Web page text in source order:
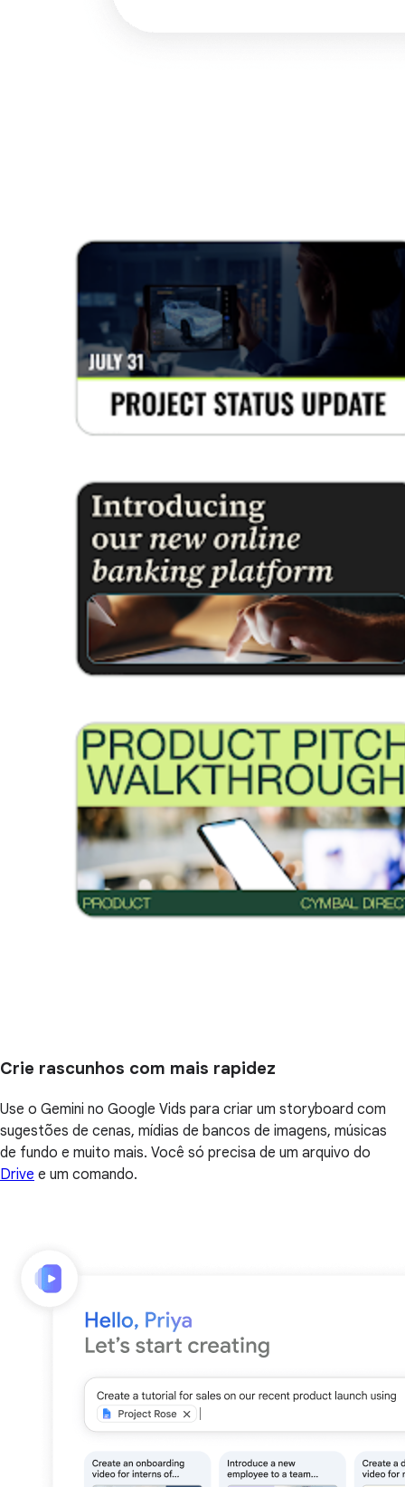
Crie rascunhos com mais rapidez
Use o Gemini no Google Vids para criar um storyboard com
sugestões de cenas, mídias de bancos de imagens, músicas
de fundo e muito mais. Você só precisa de um arquivo do
Drive e um comando.